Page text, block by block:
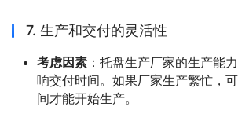
7. 生产和交付的灵活性
考虑因素 ：托盘生产厂家的生产能
响交付时间。如果厂家生产繁忙，
间才能开始生产。